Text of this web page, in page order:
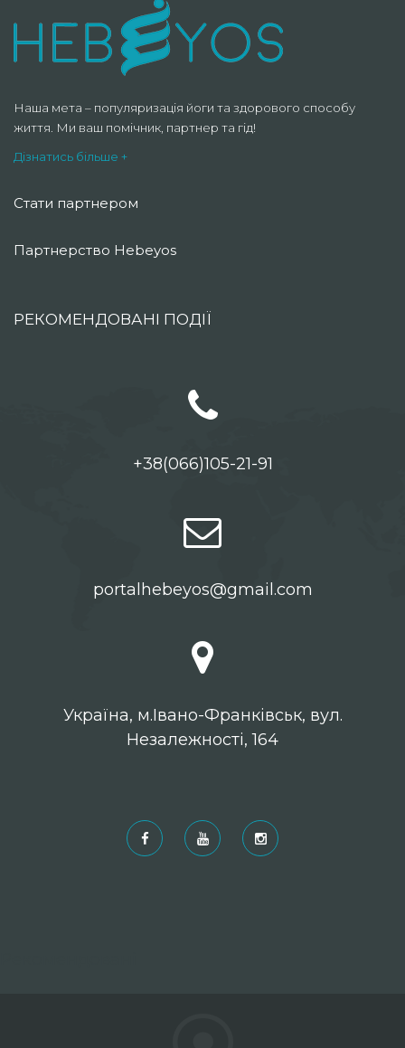
Наша мета – популяризація йоги та здорового способу
життя. Ми ваш помічник, партнер та гід!
Дізнатись більше +
Стати партнером
Партнерство Hebeyos
РЕКОМЕНДОВАНІ ПОДІЇ
+38(066)105-21-91
portalhebeyos@gmail.com
Українa, м.Івано-Франківськ, вул.
Незалежності, 164